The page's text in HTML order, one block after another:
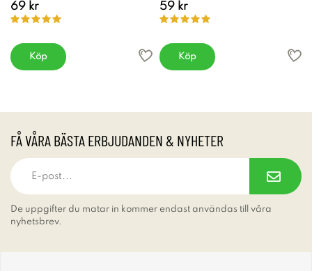
69 kr
Köp
59 kr
Köp
FÅ VÅRA BÄSTA ERBJUDANDEN & NYHETER
De uppgifter du matar in kommer endast användas till våra
nyhetsbrev.